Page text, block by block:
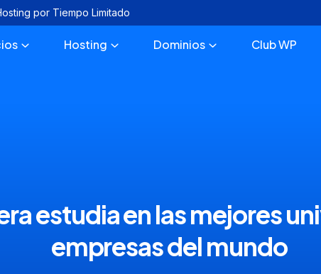
por Tiempo Limitado
Hosting Dominios Club WP
estudia en las mejores
empresas del mundo